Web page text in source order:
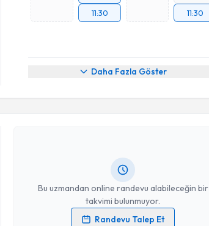
11:30
11:30
Daha Fazla Göster
Bu uzmandan online randevu alabileceğin bir
takvimi bulunmuyor.
Randevu Talep Et
Randevu Takvimi Talebi